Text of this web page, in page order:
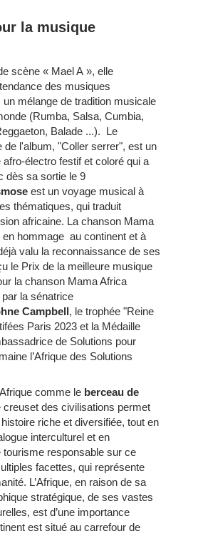
la musique
scène « Mael A », elle
des musiques
mélange de tradition musicale
(Rumba, Salsa, Cumbia,
Balade ...). Le
de l'album, "Coller serrer", est un
électro festif et coloré qui a
dès sa sortie le 9
est un voyage musical à
thématiques, qui traduit
africaine. La chanson Mama
hommage au continent et à
valu la reconnaissance de ses
le Prix de la meilleure musique
la chanson Mama Africa
la sénatrice
Campbell, le trophée "Reine
Paris 2023 et la Médaille
de Solutions pour
l’Afrique des Solutions
comme le berceau de
creuset des civilisations permet
riche et diversifiée, tout en
interculturel et en
tourisme responsable sur ce
facettes, qui représente
L’Afrique, en raison de sa
stratégique, de ses vastes
est d’une importance
est situé au carrefour de